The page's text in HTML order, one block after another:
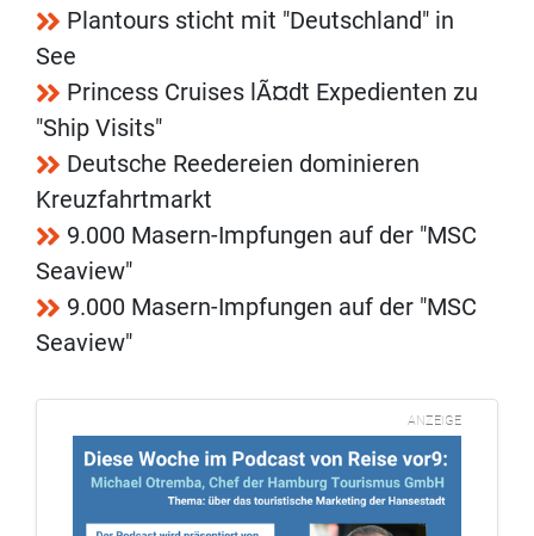
Plantours sticht mit "Deutschland" in
See
Princess Cruises lÃ¤dt Expedienten zu
"Ship Visits"
Deutsche Reedereien dominieren
Kreuzfahrtmarkt
9.000 Masern-Impfungen auf der "MSC
Seaview"
9.000 Masern-Impfungen auf der "MSC
Seaview"
ANZEIGE